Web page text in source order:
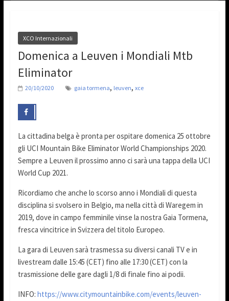
XCO Internazionali
Domenica a Leuven i Mondiali Mtb
Eliminator
20/10/2020 gaia tormena, leuven, xce
La cittadina belga è pronta per ospitare domenica 25 ottobre
gli UCI Mountain Bike Eliminator World Championships 2020.
Sempre a Leuven il prossimo anno ci sarà una tappa della UCI
World Cup 2021.
Ricordiamo che anche lo scorso anno i Mondiali di questa
disciplina si svolsero in Belgio, ma nella città di Waregem in
2019, dove in campo femminile vinse la nostra Gaia Tormena,
fresca vincitrice in Svizzera del titolo Europeo.
La gara di Leuven sarà trasmessa su diversi canali TV e in
livestream dalle 15:45 (CET) fino alle 17:30 (CET) con la
trasmissione delle gare dagli 1/8 di finale fino ai podii.
INFO: https://www.citymountainbike.com/events/leuven-